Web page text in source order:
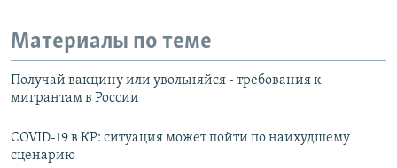
Материалы по теме
Получай вакцину или увольняйся - требования к
мигрантам в России
COVID-19 в КР: ситуация может пойти по наихудшему
сценарию